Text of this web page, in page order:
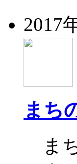
2017
まち
ま